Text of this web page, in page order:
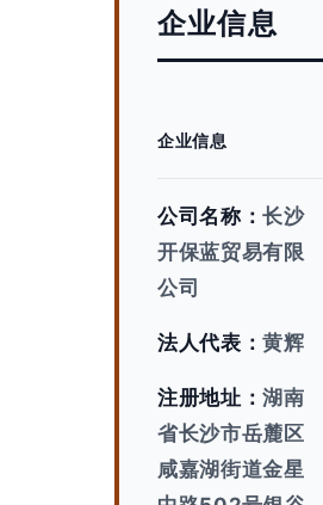
企业信息
企业信息
公司名称：长沙
开保蓝贸易有限
公司
法人代表：黄辉
注册地址：湖南
省长沙市岳麓区
咸嘉湖街道金星